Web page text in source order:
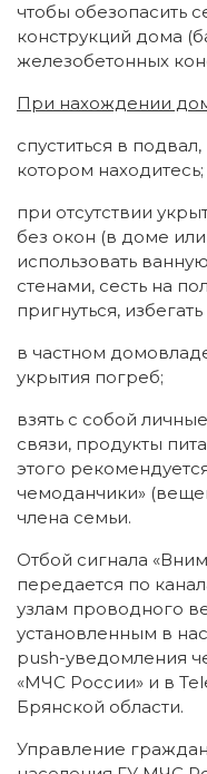
чтобы обезопасить
конструкций дома
железобетонных
При нахождении
спуститься в
котором находитесь;
при отсутствии
без окон (в доме
использовать
стенами, сесть на
пригнуться,
в частном
укрытия погреб;
взять с собой
связи, продукты
этого
чемоданчики»
члена семьи.
Отбой сигнала
передается по
узлам проводного
установленным в
push-уведомления
«МЧС России» и в
Брянской области.
Управление